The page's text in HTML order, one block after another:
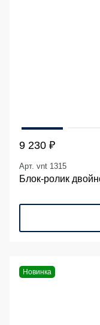
9 230 ₽
Арт. vnt 1315
Блок-ролик
Новинка